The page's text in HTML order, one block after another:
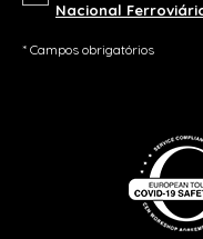
Nacional
* Campos obrigatórios